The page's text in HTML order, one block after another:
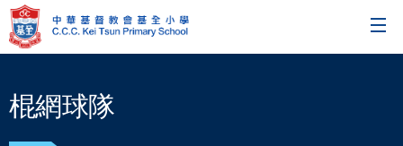
棍網球隊